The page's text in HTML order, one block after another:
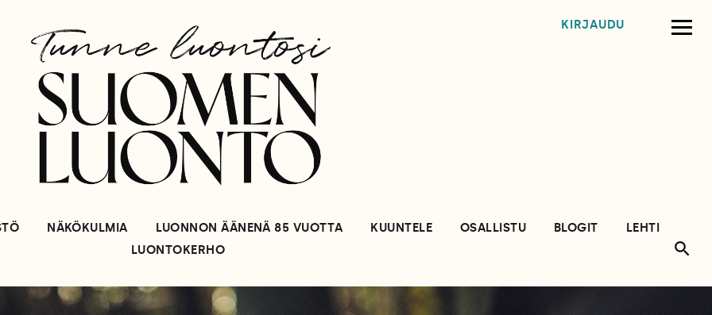
KIRJAUDU
NÄKÖKULMIA LUONNON ÄÄNENÄ 85 VUOTTA KUUNTELE OSALLISTU BLOGIT
LEHTI
LUONTOKERHO